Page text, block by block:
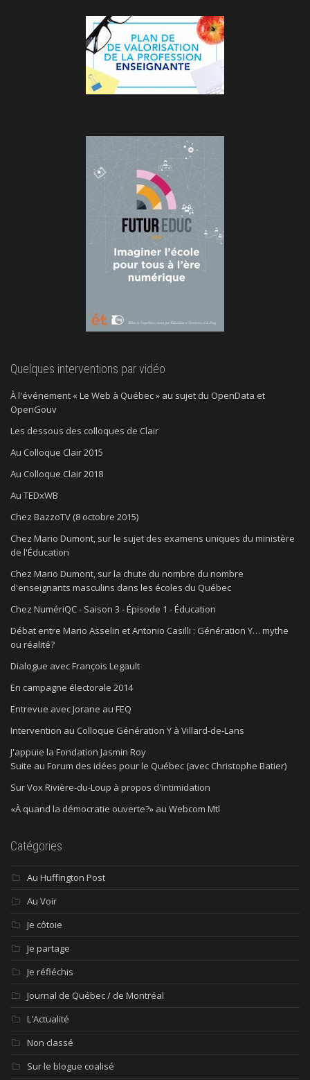
Quelques interventions par vidéo
À l'événement « Le Web à Québec » au sujet du OpenData et
OpenGouv
Les dessous des colloques de Clair
Au Colloque Clair 2015
Au Colloque Clair 2018
Au TEDxWB
Chez BazzoTV (8 octobre 2015)
Chez Mario Dumont, sur le sujet des examens uniques du ministère
de l'Éducation
Chez Mario Dumont, sur la chute du nombre du nombre
d'enseignants masculins dans les écoles du Québec
Chez NumériQC - Saison 3 - Épisode 1 - Éducation
Débat entre Mario Asselin et Antonio Casilli : Génération Y… mythe
ou réalité?
Dialogue avec François Legault
En campagne électorale 2014
Entrevue avec Jorane au FEQ
Intervention au Colloque Génération Y à Villard-de-Lans
J'appuie la Fondation Jasmin Roy
Suite au Forum des idées pour le Québec (avec Christophe Batier)
Sur Vox Rivière-du-Loup à propos d'intimidation
«À quand la démocratie ouverte?» au Webcom Mtl
Catégories
Au Huffington Post
Au Voir
Je côtoie
Je partage
Je réfléchis
Journal de Québec / de Montréal
L'Actualité
Non classé
Sur le blogue coalisé